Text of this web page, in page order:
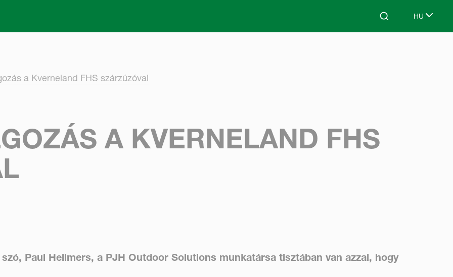
Search HU
Select
a Kverneland FHS szárzúzóval
A KVERNELAND FHS
Paul Hellmers, a PJH Outdoor Solutions munkatársa tisztában van azzal, hogy